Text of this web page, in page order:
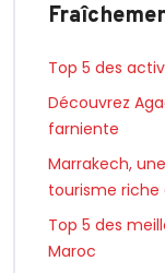
Top 5 des
Découvrez
farniente
Marrakech,
tourisme riche
Top 5 des
Maroc